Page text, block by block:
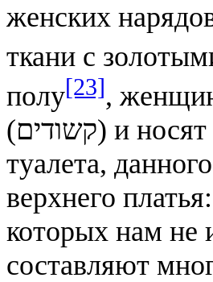
женских
ткани с
полу[23],
(קשודים) и носят длинные покрывала. В описании женского
туалета,
верхнего платья: מטפתה ,מעטפה ,פתיגיל, форма и покрой
которых нам не
составляют